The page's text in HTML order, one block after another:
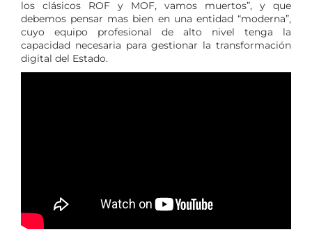
los clásicos ROF y MOF, vamos muertos”, y que
debemos pensar mas bien en una entidad “moderna”,
cuyo equipo profesional de alto nivel tenga la
capacidad necesaria para gestionar la transformación
digital del Estado.